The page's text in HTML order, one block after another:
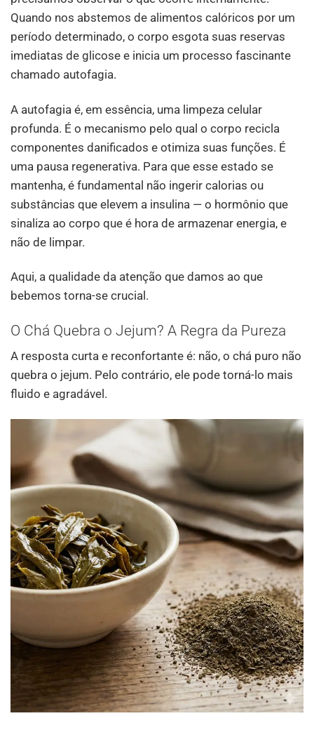
Quando nos abstemos de alimentos calóricos por um
período determinado, o corpo esgota suas reservas
imediatas de glicose e inicia um processo fascinante
chamado autofagia.
A autofagia é, em essência, uma limpeza celular
profunda. É o mecanismo pelo qual o corpo recicla
componentes danificados e otimiza suas funções. É
uma pausa regenerativa. Para que esse estado se
mantenha, é fundamental não ingerir calorias ou
substâncias que elevem a insulina — o hormônio que
sinaliza ao corpo que é hora de armazenar energia, e
não de limpar.
Aqui, a qualidade da atenção que damos ao que
bebemos torna-se crucial.
O Chá Quebra o Jejum? A Regra da Pureza
A resposta curta e reconfortante é: não, o chá puro não
quebra o jejum. Pelo contrário, ele pode torná-lo mais
fluido e agradável.